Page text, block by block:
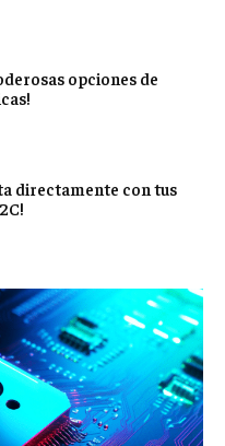
opciones de
directamente con tus